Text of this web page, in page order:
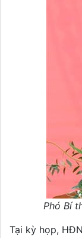
Phó Bí
Tại kỳ họp,